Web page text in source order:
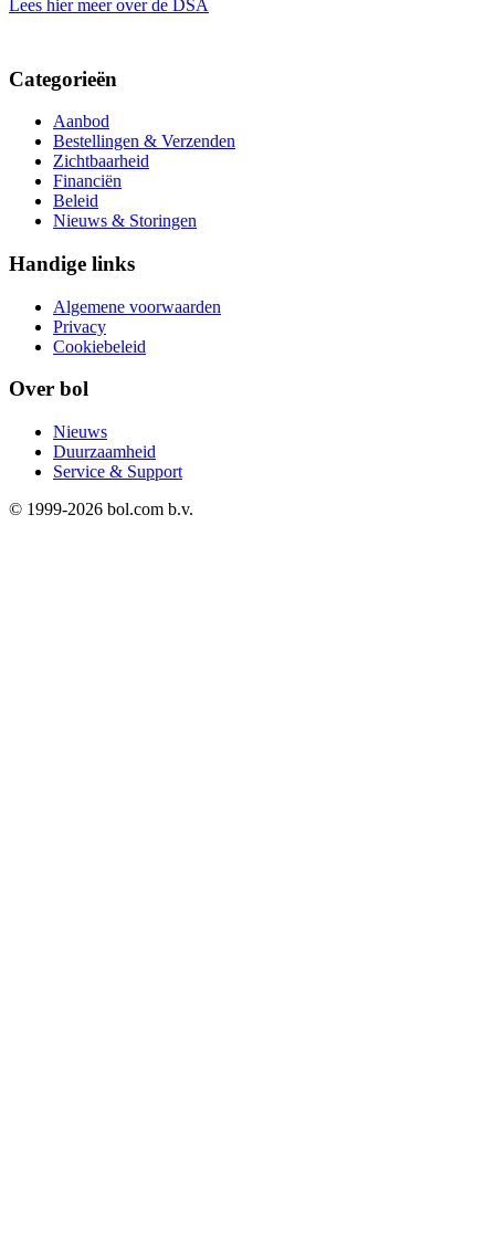
Lees hier meer over de DSA
Categorieën
Aanbod
Bestellingen & Verzenden
Zichtbaarheid
Financiën
Beleid
Nieuws & Storingen
Handige links
Algemene voorwaarden
Privacy
Cookiebeleid
Over bol
Nieuws
Duurzaamheid
Service & Support
© 1999-2026 bol.com b.v.